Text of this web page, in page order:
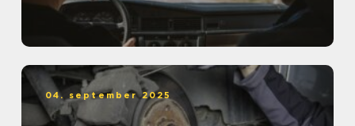
04. september 2025